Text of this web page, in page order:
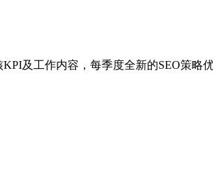
及工作内容，每季度全新的SEO策略